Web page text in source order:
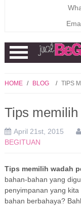
Open
Menu
HOME / BLOG / TIPS
Tips
April 21st, 2015
BEGITUAN
Tips memilih wadah
bahan-bahan yang
penyimpanan yang
bahan berbahaya?